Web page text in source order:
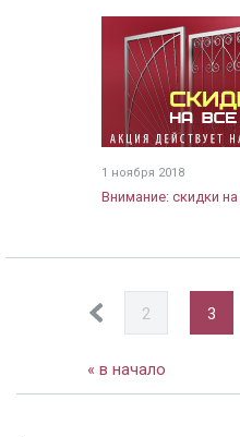
1 ноября 2018
Внимание: скидки
2 3
« в начало